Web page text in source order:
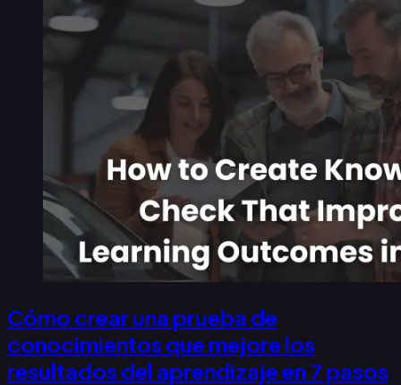
Cómo crear una prueba de
conocimientos que mejore los
resultados del aprendizaje en 7 pasos